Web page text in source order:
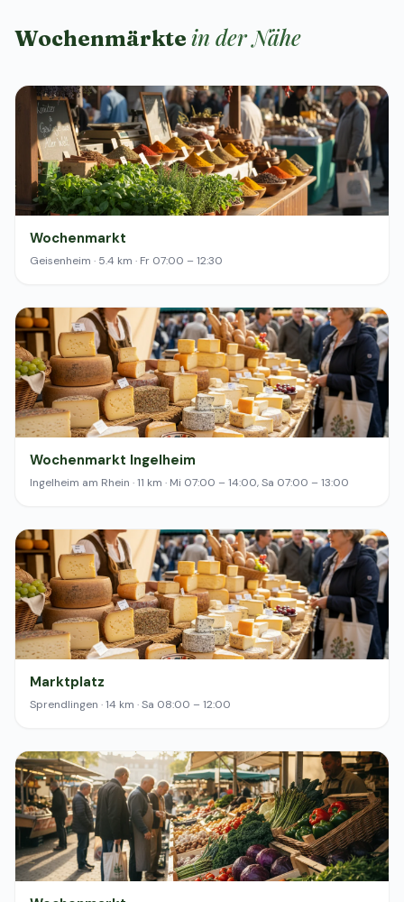
Wochenmärkte in der Nähe
Wochenmarkt
Geisenheim · 5.4 km · Fr 07:00 – 12:30
Wochenmarkt Ingelheim
Ingelheim am Rhein · 11 km · Mi 07:00 – 14:00, Sa 07:00 – 13:00
Marktplatz
Sprendlingen · 14 km · Sa 08:00 – 12:00